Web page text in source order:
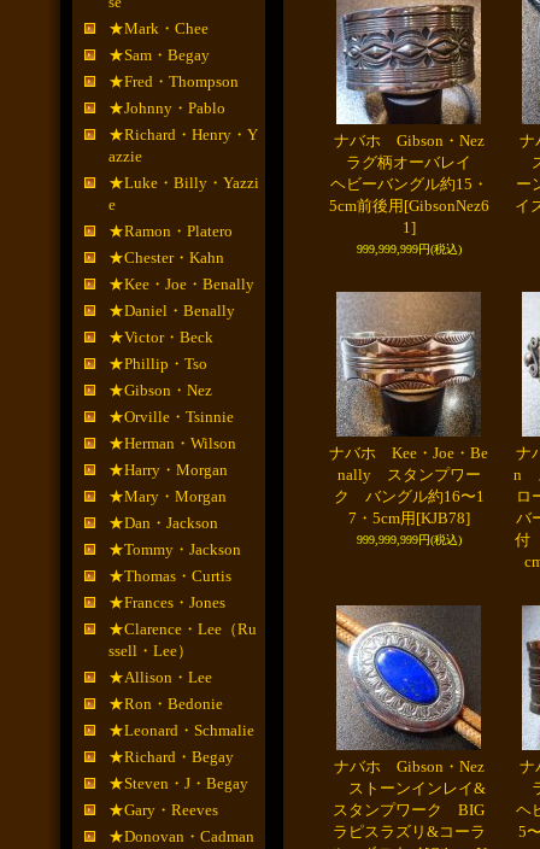
★Mark・Chee
★Sam・Begay
★Fred・Thompson
★Johnny・Pablo
★Richard・Henry・Y
azzie
★Luke・Billy・Yazzi
e
★Ramon・Platero
★Chester・Kahn
★Kee・Joe・Benally
★Daniel・Benally
★Victor・Beck
★Phillip・Tso
★Gibson・Nez
★Orville・Tsinnie
★Herman・Wilson
★Harry・Morgan
★Mary・Morgan
★Dan・Jackson
★Tommy・Jackson
★Thomas・Curtis
★Frances・Jones
★Clarence・Lee（Ru
ssell・Lee）
★Allison・Lee
★Ron・Bedonie
★Leonard・Schmalie
★Richard・Begay
★Steven・J・Begay
★Gary・Reeves
★Donovan・Cadman
ナバホ Gibson・Nez
ラグ柄オーバレイ
ヘビーバングル約15・
5cm前後用 [GibsonNez6
1]
999,999,999円(税込)
ナ
ー
イ
ナバホ Kee・Joe・Be
nally スタンプワー
ク バングル約16〜1
7・5cm用 [KJB78]
999,999,999円(税込)
ナ
n
ロ
バ
付
ナバホ Gibson・Nez
ストーンインレイ&
スタンプワーク BIG
ラピスラズリ&コーラ
ナ
ヘ
5